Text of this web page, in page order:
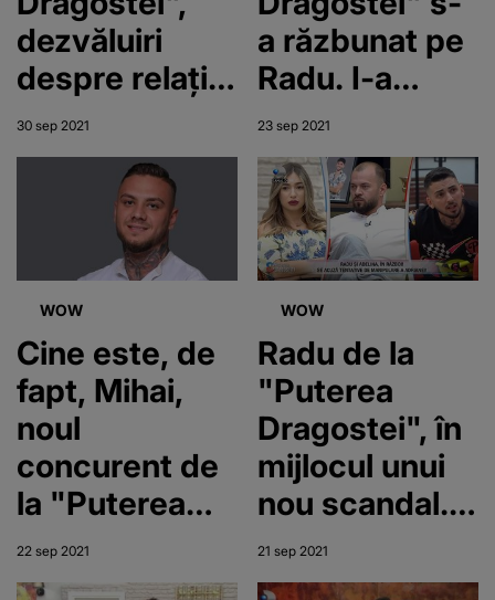
dezvăluiri
despre relația
cu Adelina.
"Îmi plac
cărnoase"
30 sep 2021
a răzbunat pe
Radu. I-a
turnat o cană
de apă în cap
- VIDEO
23 sep 2021
WOW
Cine este, de
fapt, Mihai,
noul
concurent de
la "Puterea
Dragostei"
22 sep 2021
WOW
Radu de la
"Puterea
Dragostei", în
mijlocul unui
nou scandal.
"Vă îngrop pe
toți"
21 sep 2021